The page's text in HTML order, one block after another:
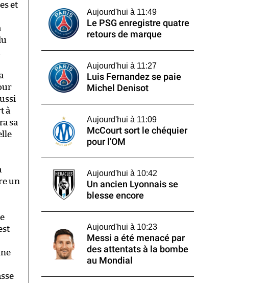
et
à
sa
un
Aujourd'hui à 11:49
Le PSG enregistre quatre
retours de marque
Aujourd'hui à 11:27
Luis Fernandez se paie
Michel Denisot
Aujourd'hui à 11:09
McCourt sort le chéquier
pour l'OM
Aujourd'hui à 10:42
Un ancien Lyonnais se
blesse encore
Aujourd'hui à 10:23
Messi a été menacé par
des attentats à la bombe
au Mondial